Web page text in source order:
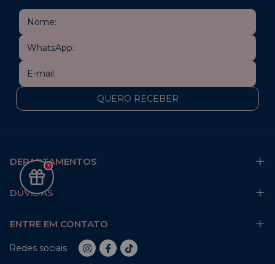
DEPARTAMENTOS
DÚVIDAS
ENTRE EM CONTATO
Redes sociais
3